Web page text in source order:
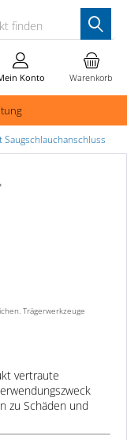
finden
Warenkorb
Konto
Trägerwerkzeuge
vertraute
zu Schäden und